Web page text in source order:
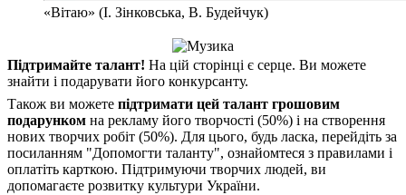
«Вітаю» (І. Зінковська, В. Будейчук)
Підтримайте талант! На цій сторінці є серце. Ви можете
знайти і подарувати його конкурсанту.
Також ви можете підтримати цей талант грошовим
подарунком на рекламу його творчості (50%) і на створення
нових творчих робіт (50%). Для цього, будь ласка, перейдіть за
посиланням "Допомогти таланту", ознайомтеся з правилами і
оплатіть карткою. Підтримуючи творчих людей, ви
допомагаєте розвитку культури України.